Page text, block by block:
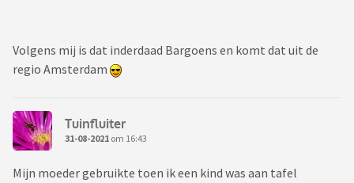
Volgens mij is dat inderdaad Bargoens en komt dat uit de
regio Amsterdam
Tuinfluiter
31-08-2021 om 16:43
Mijn moeder gebruikte toen ik een kind was aan tafel